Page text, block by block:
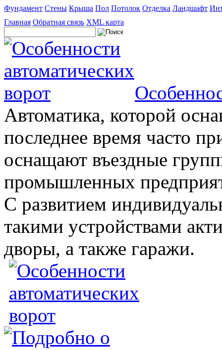
Фундамент Стены Крыша Пол Потолок Отделка Ландшафт
Главная Обратная связь XML карта
Автоматика, которой
последнее время часто
оснащают въездные
промышленных
С развитием
такими устройствами
дворы, а также гаражи.